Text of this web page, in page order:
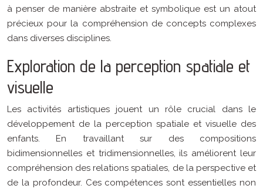
à penser de manière abstraite et symbolique est un atout
précieux pour la compréhension de concepts complexes
dans diverses disciplines.
Exploration de la perception spatiale et
visuelle
Les activités artistiques jouent un rôle crucial dans le
développement de la perception spatiale et visuelle des
enfants. En travaillant sur des compositions
bidimensionnelles et tridimensionnelles, ils améliorent leur
compréhension des relations spatiales, de la perspective et
de la profondeur. Ces compétences sont essentielles non